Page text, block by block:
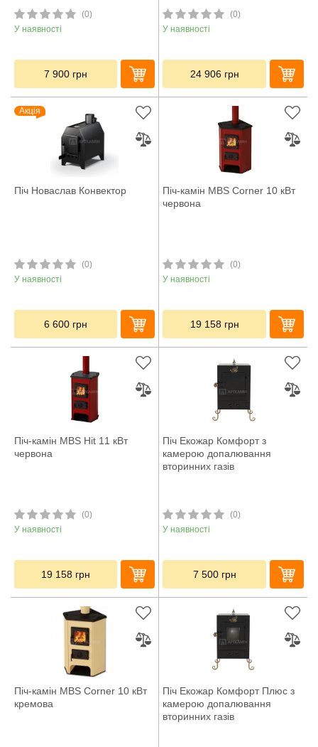
(0)
У наявності
7 900 грн
(0)
У наявності
24 906 грн
Акція
Піч Новаслав Конвектор
(0)
У наявності
6 600 грн
Піч-камін MBS Corner 10 кВт
червона
(0)
У наявності
19 158 грн
Піч-камін MBS Hit 11 кВт
червона
(0)
У наявності
19 158 грн
Піч Екожар Комфорт з
камерою допалювання
вторинних газів
(0)
У наявності
7 500 грн
Піч-камін MBS Corner 10 кВт
кремова
Піч Екожар Комфорт Плюс з
камерою допалювання
вторинних газів